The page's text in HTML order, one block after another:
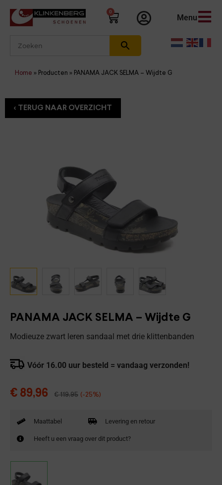
0
Menu
Home » Producten » PANAMA JACK SELMA – Wijdte G
PANAMA JACK SELMA – Wijdte G
Modieuze zwart leren sandaal met drie klittenbanden
Vóór 16.00 uur besteld = vandaag verzonden!
€ 89,96 €119,95 (-25%)
Maattabel Levering en retour
Heeft u een vraag over dit product?